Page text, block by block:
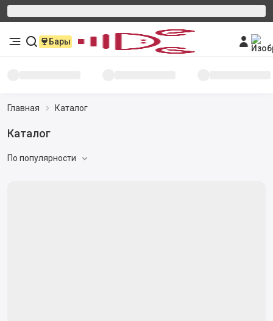
Бары
Главная Каталог
Каталог
По популярности